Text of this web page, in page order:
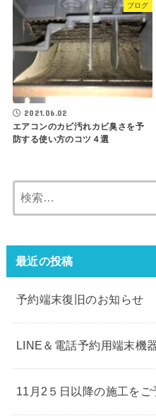
ブログ
2021.06.02
エアコンのカビ汚れカビ臭さを予
防する使い方のコツ４選
最近の投稿
予約端末復旧のお知らせ
LINE＆電話予約用端末機
11月2５日以降の施工を